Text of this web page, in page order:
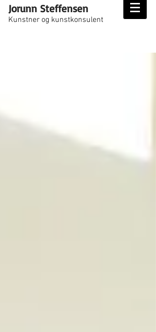
Jorunn Steffensen
Kunstner og kunstkonsulent